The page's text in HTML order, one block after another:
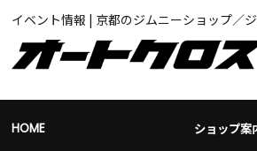
イベント情報 | 京都のジムニーショップ／
HOME ショップ案